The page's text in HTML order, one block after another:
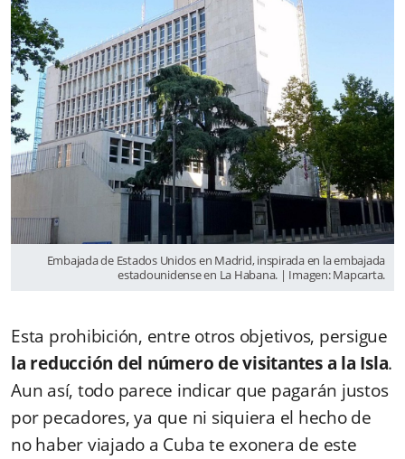
Embajada de Estados Unidos en Madrid, inspirada en la embajada
estadounidense en La Habana. | Imagen: Mapcarta.
Esta prohibición, entre otros objetivos, persigue
la reducción del número de visitantes a la Isla.
Aun así, todo parece indicar que pagarán justos
por pecadores, ya que ni siquiera el hecho de
no haber viajado a Cuba te exonera de este